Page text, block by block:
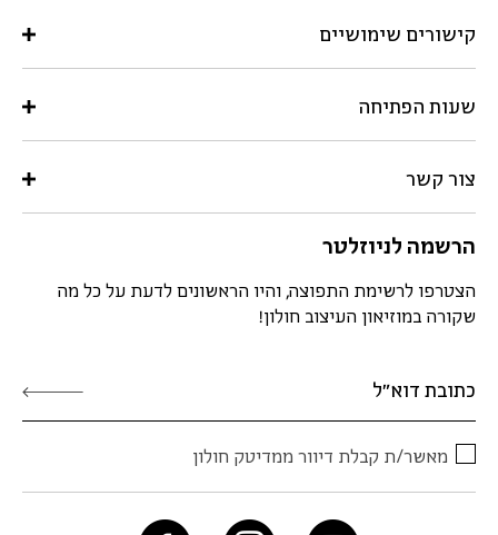
קישורים שימושיים
שעות הפתיחה
צור קשר
הרשמה לניוזלטר
הצטרפו לרשימת התפוצה, והיו הראשונים לדעת על כל מה
שקורה במוזיאון העיצוב חולון!
מאשר/ת קבלת דיוור ממדיטק חולון